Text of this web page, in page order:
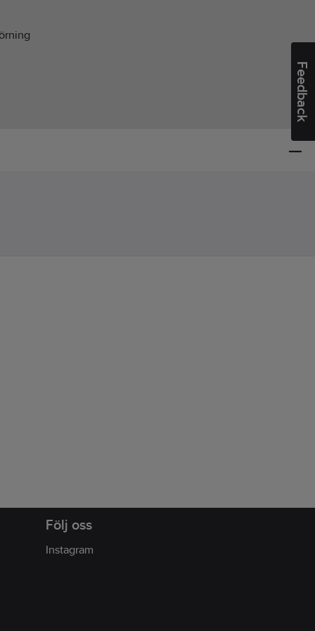
Feedback
Följ oss
Instagram